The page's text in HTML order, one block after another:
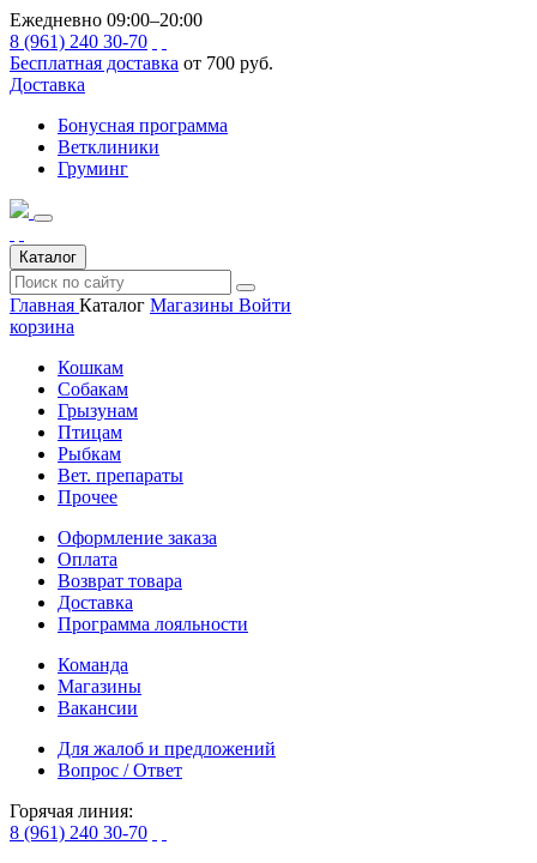
Ежедневно 09:00–20:00
8 (961) 240 30-70
Бесплатная доставка от 700 руб.
Доставка
Бонусная программа
Ветклиники
Груминг
Каталог
Главная Каталог Магазины Войти
корзина
Кошкам
Собакам
Грызунам
Птицам
Рыбкам
Вет. препараты
Прочее
Оформление заказа
Оплата
Возврат товара
Доставка
Программа лояльности
Команда
Магазины
Вакансии
Для жалоб и предложений
Вопрос / Ответ
Горячая линия:
8 (961) 240 30-70